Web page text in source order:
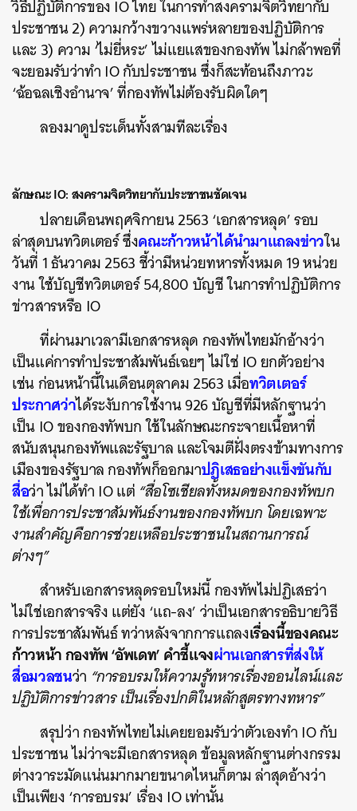
วิธีปฏิบัติการของ IO ไทย ในการทำสงครามจิตวิทยากับ
ประชาชน 2) ความกว้างขวางแพร่หลายของปฏิบัติการ
และ 3) ความ ‘ไม่ยี่หระ’ ไม่แยแสของกองทัพ ไม่กล้าพอที่
จะยอมรับว่าทำ IO กับประชาชน ซึ่งก็สะท้อนถึงภาวะ
‘ฉ้อฉลเชิงอำนาจ’ ที่กองทัพไม่ต้องรับผิดใดๆ
ลองมาดูประเด็นทั้งสามทีละเรื่อง
ลักษณะ IO: สงครามจิตวิทยากับประชาชนชัดเจน
ปลายเดือนพฤศจิกายน 2563 ‘เอกสารหลุด’ รอบ
ล่าสุดบนทวิตเตอร์ ซึ่งคณะก้าวหน้าได้นำมาแถลงข่าวใน
วันที่ 1 ธันวาคม 2563 ชี้ว่ามีหน่วยทหารทั้งหมด 19 หน่วย
งาน ใช้บัญชีทวิตเตอร์ 54,800 บัญชี ในการทำปฏิบัติการ
ข่าวสารหรือ IO
ที่ผ่านมาเวลามีเอกสารหลุด กองทัพไทยมักอ้างว่า
เป็นแค่การทำประชาสัมพันธ์เฉยๆ ไม่ใช่ IO ยกตัวอย่าง
เช่น ก่อนหน้านี้ในเดือนตุลาคม 2563 เมื่อทวิตเตอร์
ประกาศว่าได้ระงับการใช้งาน 926 บัญชีที่มีหลักฐานว่า
เป็น IO ของกองทัพบก ใช้ในลักษณะกระจายเนื้อหาที่
สนับสนุนกองทัพและรัฐบาล และโจมตีฝั่งตรงข้ามทางการ
เมืองของรัฐบาล กองทัพก็ออกมาปฏิเสธอย่างแข็งขันกับ
สื่อว่า ไม่ได้ทำ IO แต่ “สื่อโซเชียลทั้งหมดของกองทัพบก
ใช้เพื่อการประชาสัมพันธ์งานของกองทัพบก โดยเฉพาะ
งานสำคัญคือการช่วยเหลือประชาชนในสถานการณ์
ต่างๆ”
สำหรับเอกสารหลุดรอบใหม่นี้ กองทัพไม่ปฏิเสธว่า
ไม่ใช่เอกสารจริง แต่ยัง ‘แถ-ลง’ ว่าเป็นเอกสารอธิบายวิธี
การประชาสัมพันธ์ ทว่าหลังจากการแถลงเรื่องนี้ของคณะ
ก้าวหน้า กองทัพ ‘อัพเดท’ คำชี้แจงผ่านเอกสารที่ส่งให้
สื่อมวลชนว่า “การอบรมให้ความรู้ทหารเรื่องออนไลน์และ
ปฏิบัติการข่าวสาร เป็นเรื่องปกติในหลักสูตรทางทหาร”
สรุปว่า กองทัพไทยไม่เคยยอมรับว่าตัวเองทำ IO กับ
ประชาชน ไม่ว่าจะมีเอกสารหลุด ข้อมูลหลักฐานต่างกรรม
ต่างวาระมัดแน่นมากมายขนาดไหนก็ตาม ล่าสุดอ้างว่า
เป็นเพียง ‘การอบรม’ เรื่อง IO เท่านั้น